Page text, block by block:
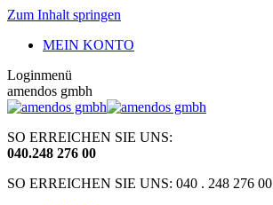
Zum Inhalt springen
MEIN KONTO
Loginmenü
amendos gmbh
SO ERREICHEN SIE UNS:
040.248 276 00
SO ERREICHEN SIE UNS: 040 . 248 276 00